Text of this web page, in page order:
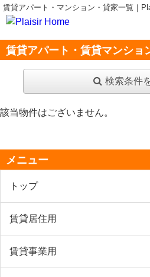
賃貸アパート・マンション・貸家一覧｜
賃貸アパート・賃貸マンショ
検索条件
該当物件はございません。
メニュー
トップ
賃貸居住用
賃貸事業用